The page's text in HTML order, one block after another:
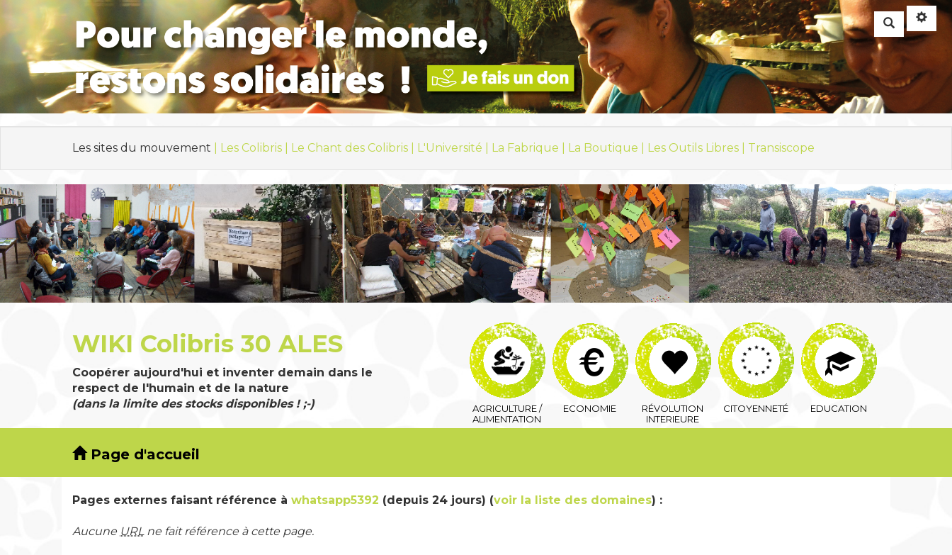
Rechercher
Les sites du mouvement | Les Colibris | Le Chant des Colibris | L'Université | La Fabrique | La Boutique | Les Outils Libres | Transiscope
WIKI Colibris 30 ALES
Coopérer aujourd'hui et inventer demain dans le
respect de l'humain et de la nature
(dans la limite des stocks disponibles ! ;-)
Page d'accueil
AGRICULTURE /
ALIMENTATION
ECONOMIE
RÉVOLUTION
INTERIEURE
CITOYENNETÉ EDUCATION
Pages externes faisant référence à whatsapp5392 (depuis 24 jours) (voir la liste des domaines) :
Aucune URLne fait référence à cette page.